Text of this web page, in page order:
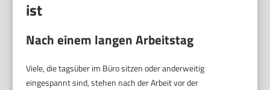
ist
Nach einem langen Arbeitstag
Viele, die tagsüber im Büro sitzen oder anderweitig
eingespannt sind, stehen nach der Arbeit vor der